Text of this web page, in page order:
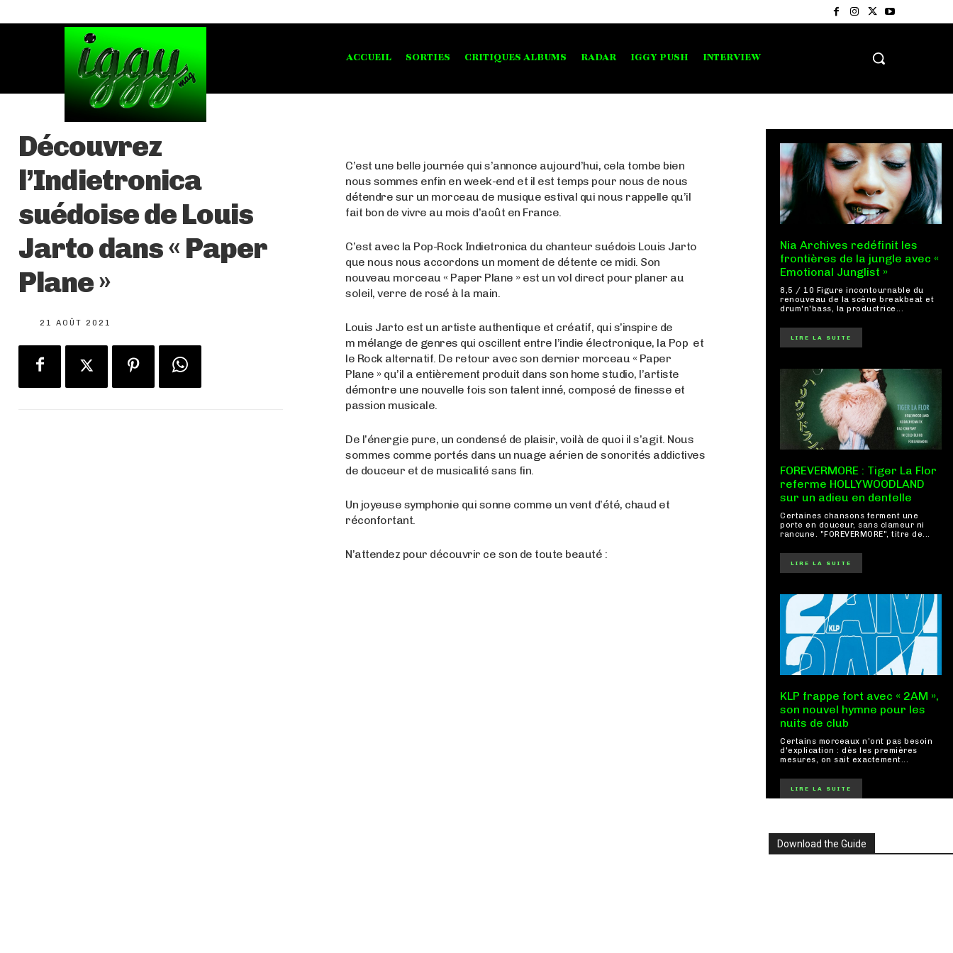
ACCUEIL SORTIES CRITIQUES ALBUMS RADAR IGGY PUSH INTERVIEW
Découvrez
l’Indietronica
suédoise de Louis
Jarto dans « Paper
Plane »
21 AOÛT 2021
C’est une belle journée qui s’annonce aujourd’hui, cela tombe bien
nous sommes enfin en week-end et il est temps pour nous de nous
détendre sur un morceau de musique estival qui nous rappelle qu’il
fait bon de vivre au mois d’août en France.
C’est avec la Pop-Rock Indietronica du chanteur suédois Louis Jarto
que nous nous accordons un moment de détente ce midi. Son
nouveau morceau « Paper Plane » est un vol direct pour planer au
soleil, verre de rosé à la main.
Louis Jarto est un artiste authentique et créatif, qui s’inspire de
m mélange de genres qui oscillent entre l’indie électronique, la Pop et
le Rock alternatif. De retour avec son dernier morceau « Paper
Plane » qu’il a entièrement produit dans son home studio, l’artiste
démontre une nouvelle fois son talent inné, composé de finesse et
passion musicale.
De l’énergie pure, un condensé de plaisir, voilà de quoi il s’agit. Nous
sommes comme portés dans un nuage aérien de sonorités addictives
de douceur et de musicalité sans fin.
Un joyeuse symphonie qui sonne comme un vent d’été, chaud et
réconfortant.
N’attendez pour découvrir ce son de toute beauté :
Nia Archives redéfinit les
frontières de la jungle avec «
Emotional Junglist »
8,5 / 10 Figure incontournable du
renouveau de la scène breakbeat et
drum'n'bass, la productrice...
LIRE LA SUITE
FOREVERMORE : Tiger La Flor
referme HOLLYWOODLAND
sur un adieu en dentelle
Certaines chansons ferment une
porte en douceur, sans clameur ni
rancune. "FOREVERMORE", titre de...
LIRE LA SUITE
KLP frappe fort avec « 2AM »,
son nouvel hymne pour les
nuits de club
Certains morceaux n'ont pas besoin
d'explication : dès les premières
mesures, on sait exactement...
LIRE LA SUITE
Download the Guide